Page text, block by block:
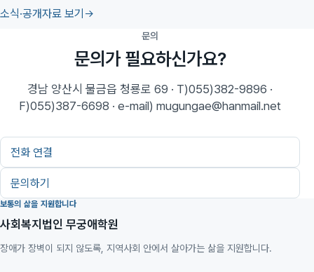
소식·공개자료 보기
문의
문의가 필요하신가요?
경남 양산시 물금읍 청룡로 69 · T)055)382-9896 ·
F)055)387-6698 · e-mail) mugungae@hanmail.net
전화 연결
문의하기
보통의 삶을 지원합니다
사회복지법인 무궁애학원
장애가 장벽이 되지 않도록, 지역사회 안에서 살아가는 삶을 지원합니다.